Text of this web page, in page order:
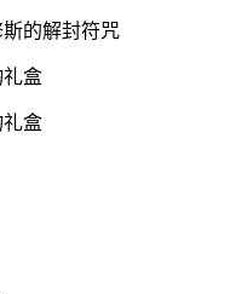
的解封符咒
礼盒
礼盒